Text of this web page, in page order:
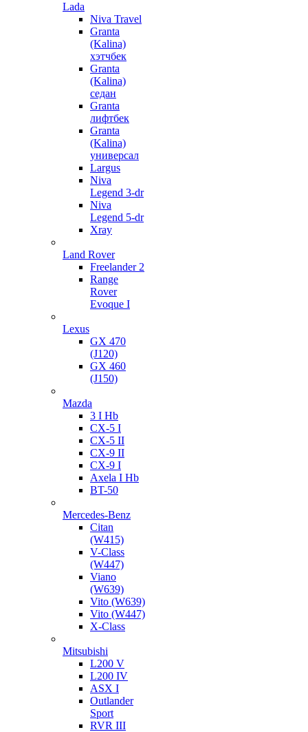
Lada
Niva Travel
Granta
(Kalina)
хэтчбек
Granta
(Kalina)
седан
Granta
лифтбек
Granta
(Kalina)
универсал
Largus
Niva
Legend 3-dr
Niva
Legend 5-dr
Xray
Land Rover
Freelander 2
Range
Rover
Evoque I
Lexus
GX 470
(J120)
GX 460
(J150)
Mazda
3 I Hb
CX-5 I
CX-5 II
CX-9 II
CX-9 I
Axela I Hb
BT-50
Mercedes-Benz
Citan
(W415)
V-Class
(W447)
Viano
(W639)
Vito (W639)
Vito (W447)
X-Class
Mitsubishi
L200 V
L200 IV
ASX I
Outlander
Sport
RVR III